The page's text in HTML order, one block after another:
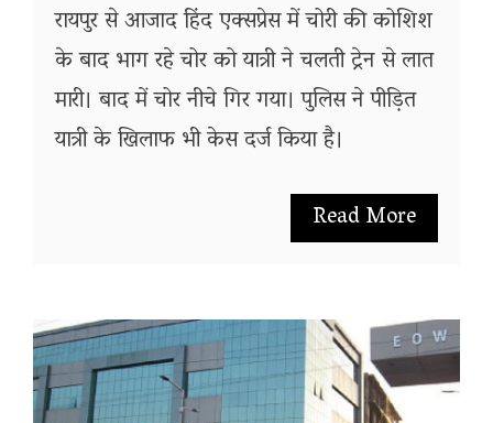
रायपुर से आजाद हिंद एक्सप्रेस में चोरी की कोशिश
के बाद भाग रहे चोर को यात्री ने चलती ट्रेन से लात
मारी। बाद में चोर नीचे गिर गया। पुलिस ने पीड़ित
यात्री के खिलाफ भी केस दर्ज किया है।
Read More